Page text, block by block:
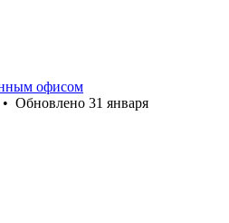
офисом
• Обновлено 31 января